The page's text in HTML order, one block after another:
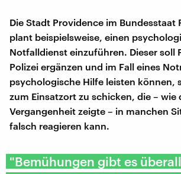
Die Stadt Providence im Bundesstaat
plant beispielsweise, einen
Notfalldienst einzuführen. Dieser soll
Polizei ergänzen und im Fall eines
psychologische Hilfe leisten können,
zum Einsatzort zu schicken, die – wie
Vergangenheit zeigte – in manchen
falsch reagieren kann.
"Bemühungen gibt es